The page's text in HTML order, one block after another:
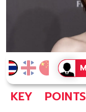
KEY POINTS